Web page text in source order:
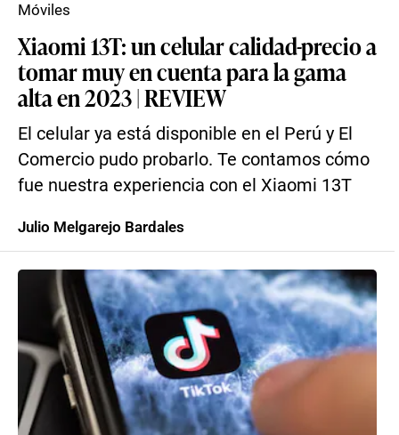
Xiaomi 13T: un celular calidad-precio a
tomar muy en cuenta para la gama
alta en 2023 | REVIEW
El celular ya está disponible en el Perú y El
Comercio pudo probarlo. Te contamos cómo
fue nuestra experiencia con el Xiaomi 13T
Móviles
Julio Melgarejo Bardales